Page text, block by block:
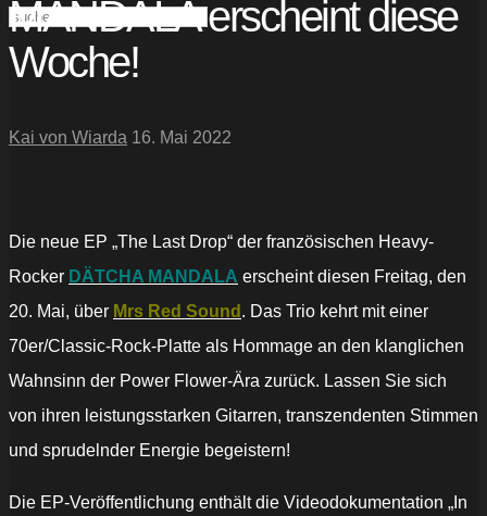
MANDALA erscheint diese
Woche!
Kai von Wiarda 16. Mai 2022
Die neue EP „The Last Drop“ der französischen Heavy-
Rocker DÄTCHA MANDALA erscheint diesen Freitag, den
20. Mai, über Mrs Red Sound . Das Trio kehrt mit einer
70er/Classic-Rock-Platte als Hommage an den klanglichen
Wahnsinn der Power Flower-Ära zurück. Lassen Sie sich
von ihren leistungsstarken Gitarren, transzendenten Stimmen
und sprudelnder Energie begeistern!
Die EP-Veröffentlichung enthält die Videodokumentation „In